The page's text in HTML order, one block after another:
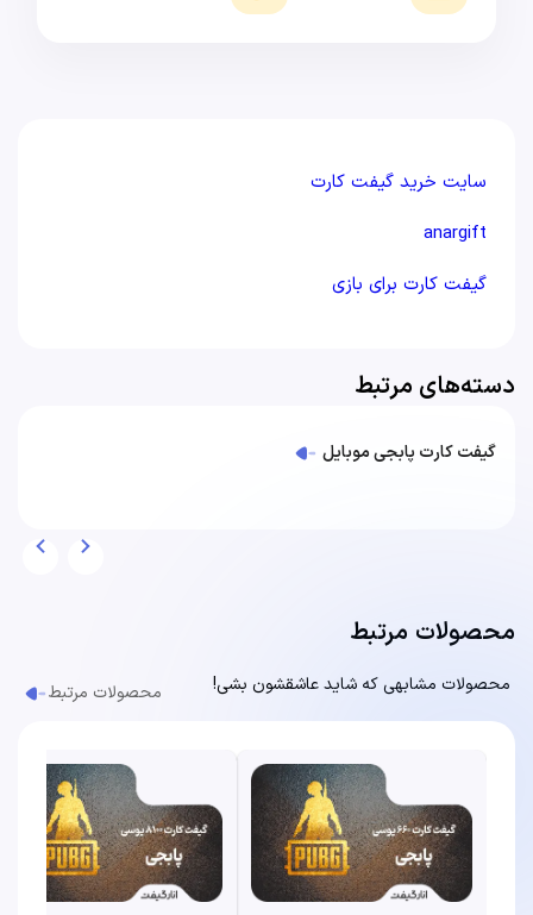
سایت خرید گیفت کارت
anargift
گیفت کارت برای بازی
دسته‌های مرتبط
گیفت کارت پابجی موبایل
محصولات مرتبط
محصولات مشابهی که شاید عاشقشون بشی! محصولات مرتبط